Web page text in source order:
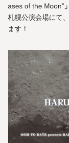
ases of the Moon” 」
札幌公演会場にて
ます！